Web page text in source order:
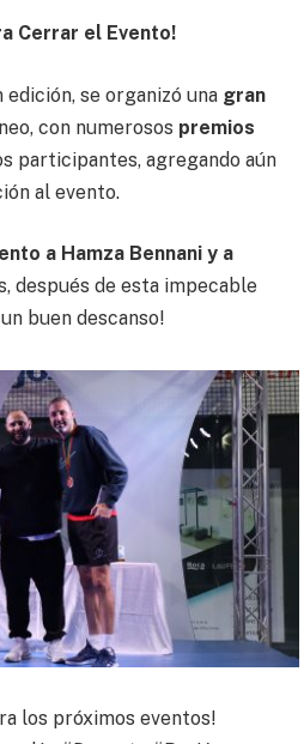
Cerrar el Evento!
se organizó una gran
con numerosos premios
participantes, agregando aún
al evento.
a Hamza Bennani y a
después de esta impecable
buen descanso!
los próximos eventos!